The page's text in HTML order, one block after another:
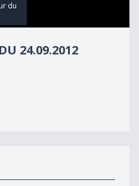
du
24.09.2012